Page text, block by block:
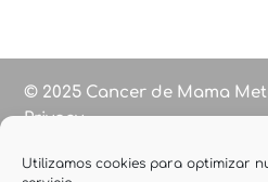
Utilizamos cookies para optimizar
© 2025 Cancer de Mama
Privacy